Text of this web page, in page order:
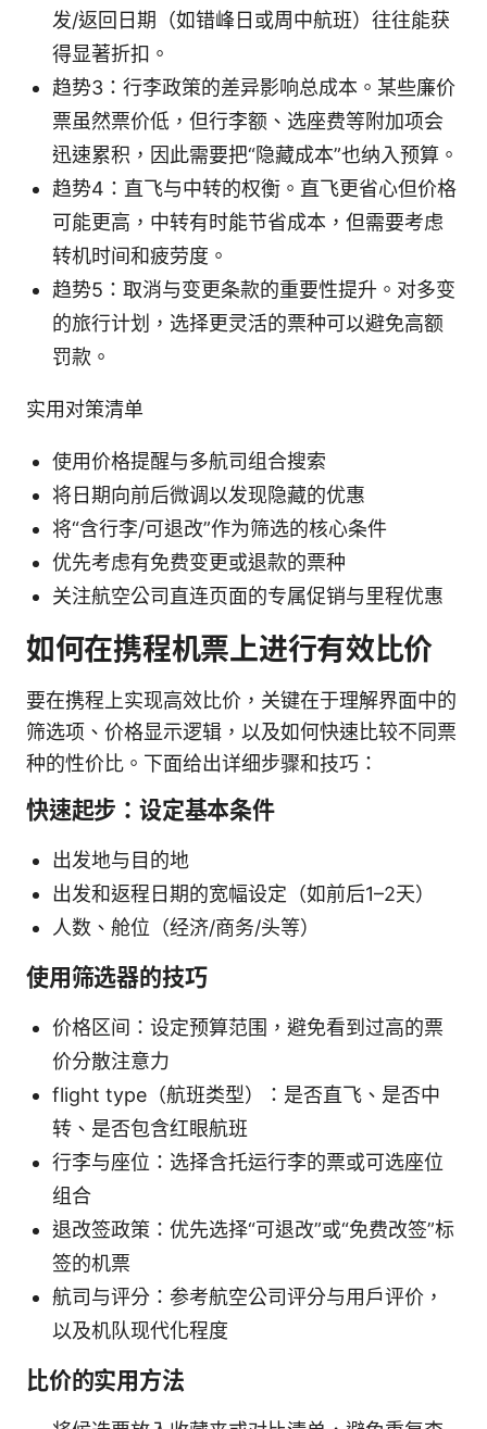
发/返回日期（如错峰日或周中航班）往往能获
得显著折扣。
趋势3：行李政策的差异影响总成本。某些廉价
票虽然票价低，但行李额、选座费等附加项会
迅速累积，因此需要把“隐藏成本”也纳入预算。
趋势4：直飞与中转的权衡。直飞更省心但价格
可能更高，中转有时能节省成本，但需要考虑
转机时间和疲劳度。
趋势5：取消与变更条款的重要性提升。对多变
的旅行计划，选择更灵活的票种可以避免高额
罚款。
实用对策清单
使用价格提醒与多航司组合搜索
将日期向前后微调以发现隐藏的优惠
将“含行李/可退改”作为筛选的核心条件
优先考虑有免费变更或退款的票种
关注航空公司直连页面的专属促销与里程优惠
如何在携程机票上进行有效比价
要在携程上实现高效比价，关键在于理解界面中的
筛选项、价格显示逻辑，以及如何快速比较不同票
种的性价比。下面给出详细步骤和技巧：
快速起步：设定基本条件
出发地与目的地
出发和返程日期的宽幅设定（如前后1–2天）
人数、舱位（经济/商务/头等）
使用筛选器的技巧
价格区间：设定预算范围，避免看到过高的票
价分散注意力
flight type（航班类型）：是否直飞、是否中
转、是否包含红眼航班
行李与座位：选择含托运行李的票或可选座位
组合
退改签政策：优先选择“可退改”或“免费改签”标
签的机票
航司与评分：参考航空公司评分与用户评价，
以及机队现代化程度
比价的实用方法